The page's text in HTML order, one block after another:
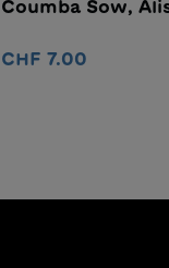
Coumba Sow,
CHF 7.00